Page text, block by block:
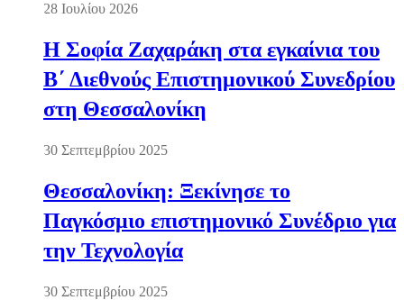
28 Ιουλίου 2026
Η Σοφία Ζαχαράκη στα εγκαίνια του
Β΄ Διεθνούς Επιστημονικού Συνεδρίου
στη Θεσσαλονίκη
30 Σεπτεμβρίου 2025
Θεσσαλονίκη: Ξεκίνησε το
Παγκόσμιο επιστημονικό Συνέδριο για
την Τεχνολογία
30 Σεπτεμβρίου 2025